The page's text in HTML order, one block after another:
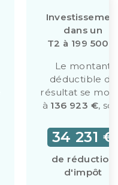
dans un
T2 à 199 500
Le montant
déductible du
résultat se
à 136 923 €,
34 231 €
de réduction
d'impôt